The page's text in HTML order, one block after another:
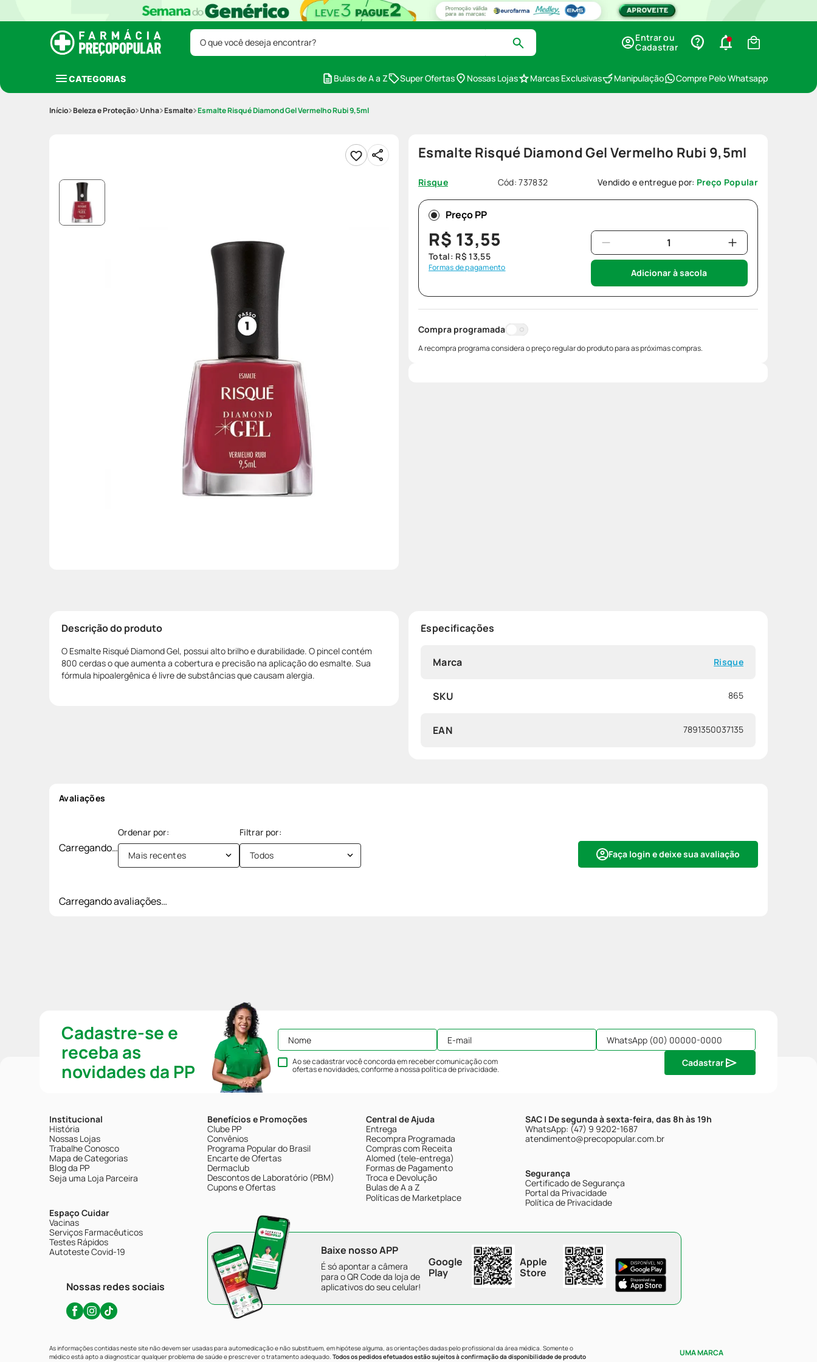
O que você deseja encontrar?
Entrar ou
Cadastrar
CATEGORIAS Bulas de A a Z Super Ofertas Nossas Lojas Marcas Exclusivas Manipulação Compre Pelo Whatsapp
Beleza e Proteção Unha Esmalte Esmalte Risqué Diamond Gel Vermelho Rubi 9,5ml
Esmalte Risqué Diamond Gel Vermelho Rubi 9,5ml
Risque Cód:737832 Vendido e entregue por: Preço Popular
Preço PP
R$ 13,55
Total: R$ 13,55
Formas de pagamento Adicionar à sacola
Compra programada
A recompra programa considera o preço regular do produto para as próximas compras.
Descrição do produto
O Esmalte Risqué Diamond Gel, possui alto brilho e durabilidade. O pincel contém
800 cerdas o que aumenta a cobertura e precisão na aplicação do esmalte. Sua
fórmula hipoalergênica é livre de substâncias que causam alergia.
Especificações
Marca Risque
SKU 865
EAN 7891350037135
Avaliações
Carregando… Faça login e deixe sua avaliação
Mais recentes Todos
Carregando avaliações…
Cadastre-se e
receba as
novidades da PP
Ao se cadastrar você concorda em receber comunicação com
ofertas e novidades, conforme a nossapolítica de privacidade.
Cadastrar
Institucional
História
Nossas Lojas
Trabalhe Conosco
Mapa de Categorias
Blog da PP
Seja uma Loja Parceira
Espaço Cuidar
Vacinas
Serviços Farmacêuticos
Testes Rápidos
Autoteste Covid-19
Nossas redes sociais
Benefícios e Promoções
Clube PP
Convênios
Programa Popular do Brasil
Encarte de Ofertas
Dermaclub
Descontos de Laboratório (PBM)
Cupons e Ofertas
Central de Ajuda
Entrega
Recompra Programada
Compras com Receita
Alomed (tele-entrega)
Formas de Pagamento
Troca e Devolução
Bulas de A a Z
Políticas de Marketplace
SAC | De segunda à sexta-feira, das 8h às 19h
WhatsApp: (47) 9 9202-1687
atendimento@precopopular.com.br
Segurança
Certificado de Segurança
Portal da Privacidade
Política de Privacidade
Baixe nosso APP
É só apontar a câmera
para o QR Code da loja de
aplicativos do seu celular!
Google
Play
Apple
Store
As informações contidas neste site não devem ser usadas para automedicação e não substituem, em hipótese alguma, as orientações dadas pelo profissional da área médica. Somente o
médico está apto a diagnosticar qualquer problema de saúde e prescrever o tratamento adequado. Todos os pedidos efetuados estão sujeitos à confirmação da disponibilidade de produto
UMA MARCA